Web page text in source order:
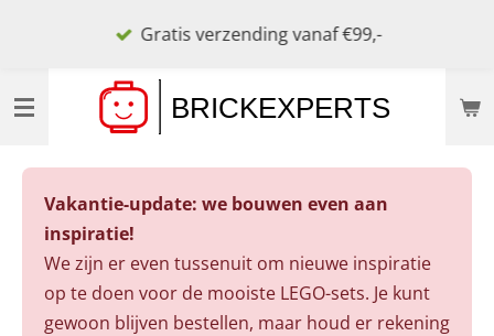
de
Gratis verzending vanaf €99,-
Vakantie-update: we bouwen even aan
inspiratie!
We zijn er even tussenuit om nieuwe inspiratie
op te doen voor de mooiste LEGO-sets. Je kunt
gewoon blijven bestellen, maar houd er rekening